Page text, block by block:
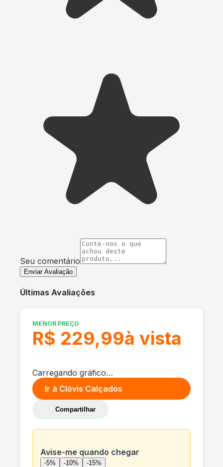
Seu comentário
Enviar Avaliação
Últimas Avaliações
MENOR PREÇO
R$ 229,99à vista
Carregando gráfico…
Ir à Clóvis Calçados
Compartilhar
Avise-me quando chegar
-5% -10% -15%